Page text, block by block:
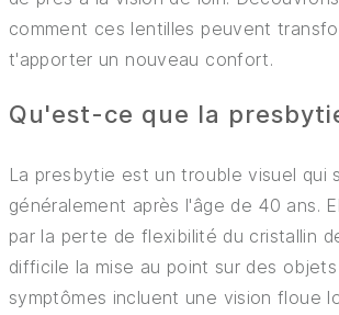
comment ces lentilles peuvent
t'apporter un nouveau confort.
Qu'est-ce que la
La presbytie est un trouble visuel qui
généralement après l'âge de 40 ans.
par la perte de flexibilité du cristallin
difficile la mise au point sur des
symptômes incluent une vision floue